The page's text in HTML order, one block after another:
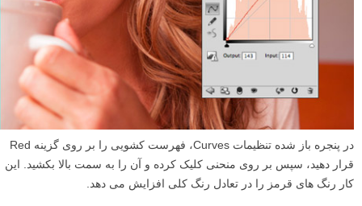
در پنجره باز شده تنظیمات Curves، فهرست کشویی را بر روی گزینه Red
قرار دهید، سپس بر روی منحنی کلیک کرده و آن را به سمت بالا بکشید. این
کار رنگ های قرمز را در تعادل رنگ کلی افزایش می دهد.